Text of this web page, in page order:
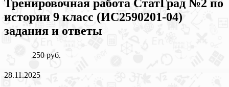
Тренировочная работа СтатГрад №2 по
истории 9 класс (ИС2590201-04)
задания и ответы
250 руб.
28.11.2025